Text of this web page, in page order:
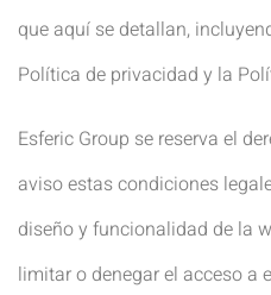
que aquí se detallan,
Política de privacidad y la
Esferic Group se reserva el
aviso estas condiciones
diseño y funcionalidad de la
limitar o denegar el acceso a